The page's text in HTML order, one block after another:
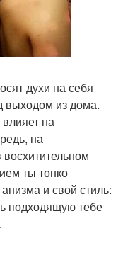
духи на себя
выходом из дома.
на
на
ты тонко
и свой стиль:
подходящую тебе